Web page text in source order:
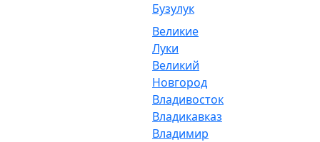
Бузулук
Великие
Луки
Великий
Новгород
Владивосток
Владикавказ
Владимир